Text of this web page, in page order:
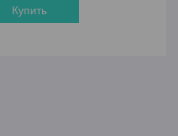
Купить